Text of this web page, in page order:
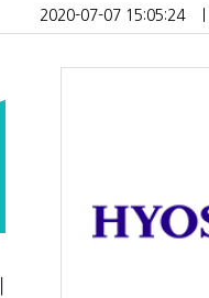
2020-07-07 15:05:24